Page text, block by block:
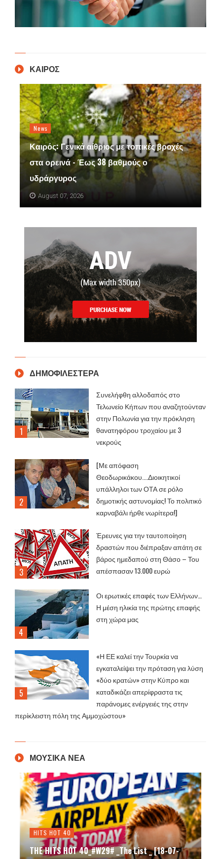
ΚΑΙΡΟΣ
News
Καιρός: Γενικά αίθριος με τοπικές βροχές
στα ορεινά - Έως 38 βαθμούς ο
υδράργυρος
August 07, 2026
ΔΗΜΟΦΙΛΕΣΤΕΡΑ
Συνελήφθη αλλοδαπός στο
Τελωνείο Κήπων που αναζητούνταν
στην Πολωνία για την πρόκληση
θανατηφόρου τροχαίου με 3
νεκρούς
[Με απόφαση
Θεοδωρικάκου....Διοικητικοί
υπάλληλοι των ΟΤΑ σε ρόλο
δημοτικής αστυνομίας! Το πολιτικό
καρναβάλι ήρθε νωρίτερα!]
Έρευνες για την ταυτοποίηση
δραστών που διέπραξαν απάτη σε
βάρος ημεδαπού στη Θάσο – Του
απέσπασαν 13.000 ευρώ
Οι ερωτικές επαφές των Ελλήνων…
Η μέση ηλικία της πρώτης επαφής
στη χώρα μας
«Η ΕΕ καλεί την Τουρκία να
εγκαταλείψει την πρόταση για λύση
«δύο κρατών» στην Κύπρο και
καταδικάζει απερίφραστα τις
παράνομες ενέργειές της στην
περίκλειστη πόλη της Αμμοχώστου»
ΜΟΥΣΙΚΑ ΝΕΑ
HITS HOT 40
THE HITS HOT 40_#W29# _The List _ [18-07-